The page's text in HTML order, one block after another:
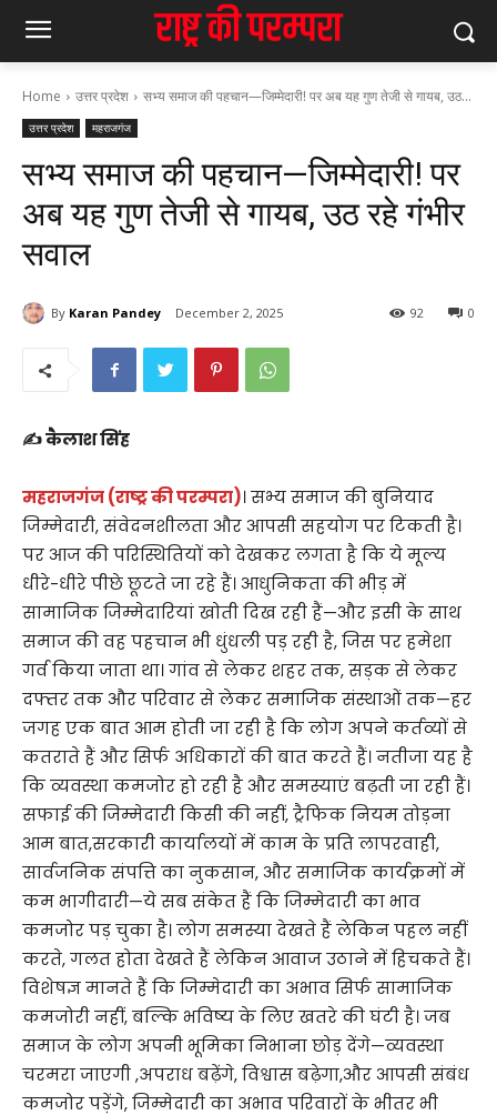
Home उत्तर प्रदेश सभ्य समाज की पहचान—जिम्मेदारी! पर अब यह गुण तेजी से गायब, उठ...
उत्तर प्रदेश महराजगंज
सभ्य समाज की पहचान—जिम्मेदारी! पर
अब यह गुण तेजी से गायब, उठ रहे गंभीर
सवाल
By Karan Pandey December 2, 2025 0
92
✍️ कैलाश सिंह
महराजगंज (राष्ट्र की परम्परा)। सभ्य समाज की बुनियाद
जिम्मेदारी, संवेदनशीलता और आपसी सहयोग पर टिकती है।
पर आज की परिस्थितियों को देखकर लगता है कि ये मूल्य
धीरे-धीरे पीछे छूटते जा रहे हैं। आधुनिकता की भीड़ में
सामाजिक जिम्मेदारियां खोती दिख रही हैं—और इसी के साथ
समाज की वह पहचान भी धुंधली पड़ रही है, जिस पर हमेशा
गर्व किया जाता था। गांव से लेकर शहर तक, सड़क से लेकर
दफ्तर तक और परिवार से लेकर समाजिक संस्थाओं तक—हर
जगह एक बात आम होती जा रही है कि लोग अपने कर्तव्यों से
कतराते हैं और सिर्फ अधिकारों की बात करते हैं। नतीजा यह है
कि व्यवस्था कमजोर हो रही है और समस्याएं बढ़ती जा रही हैं।
सफाई की जिम्मेदारी किसी की नहीं, ट्रैफिक नियम तोड़ना
आम बात,सरकारी कार्यालयों में काम के प्रति लापरवाही,
सार्वजनिक संपत्ति का नुकसान, और समाजिक कार्यक्रमों में
कम भागीदारी—ये सब संकेत हैं कि जिम्मेदारी का भाव
कमजोर पड़ चुका है। लोग समस्या देखते हैं लेकिन पहल नहीं
करते, गलत होता देखते हैं लेकिन आवाज उठाने में हिचकते हैं।
विशेषज्ञ मानते हैं कि जिम्मेदारी का अभाव सिर्फ सामाजिक
कमजोरी नहीं, बल्कि भविष्य के लिए खतरे की घंटी है। जब
समाज के लोग अपनी भूमिका निभाना छोड़ देंगे—व्यवस्था
चरमरा जाएगी ,अपराध बढ़ेंगे, विश्वास बढ़ेगा,और आपसी संबंध
कमजोर पड़ेंगे, जिम्मेदारी का अभाव परिवारों के भीतर भी